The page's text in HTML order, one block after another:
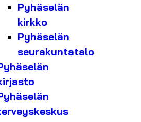
Pyhäselän
kirkko
Pyhäselän
seurakuntatalo